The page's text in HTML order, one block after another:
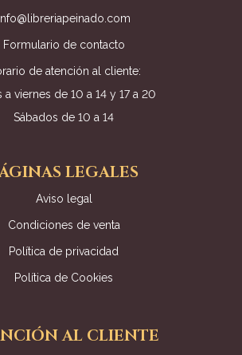
Formulario de contacto
de atención al cliente:
a viernes de 10 a 14 y 17 a 20
Sábados de 10 a 14
LEGALES
Aviso legal
Condiciones de venta
Política de privacidad
Política de Cookies
AL CLIENTE